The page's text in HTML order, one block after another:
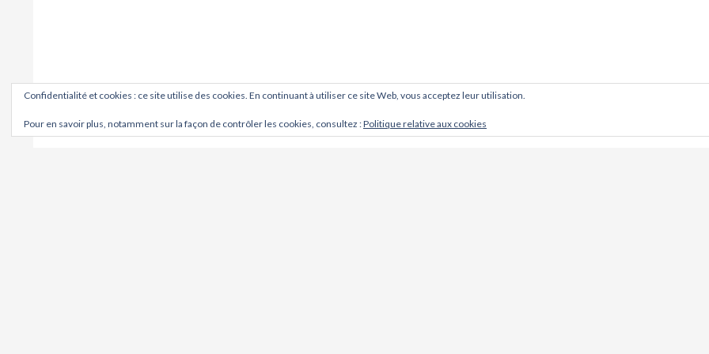
Confidentialité et cookies : ce site utilise des cookies. En continuant à utiliser ce site Web, vous acceptez leur utilisation.
Pour en savoir plus, notamment sur la façon de contrôler les cookies, consultez :Politique relative aux cookies